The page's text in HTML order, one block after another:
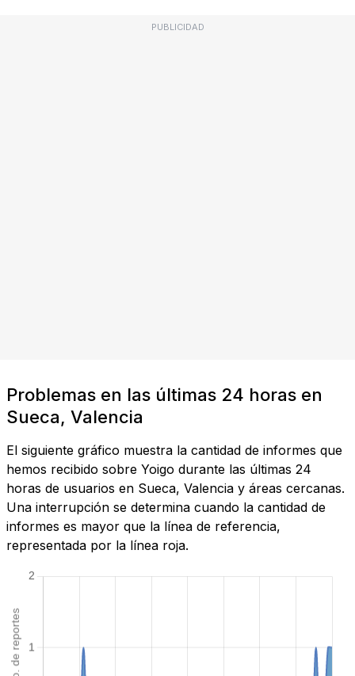
PUBLICIDAD
Problemas en las últimas 24 horas en
Sueca, Valencia
El siguiente gráfico muestra la cantidad de informes que
hemos recibido sobre Yoigo durante las últimas 24
horas de usuarios en Sueca, Valencia y áreas cercanas.
Una interrupción se determina cuando la cantidad de
informes es mayor que la línea de referencia,
representada por la línea roja.